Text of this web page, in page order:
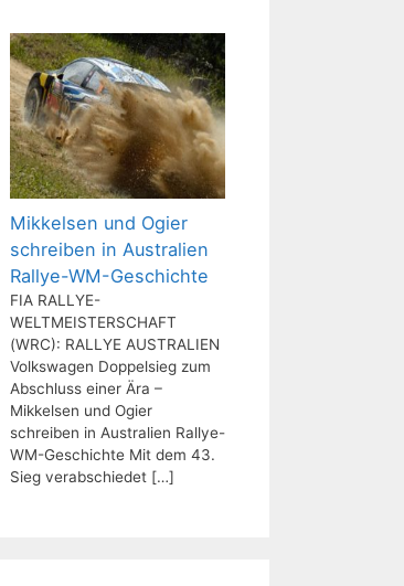
Mikkelsen und Ogier
schreiben in Australien
Rallye-WM-Geschichte
FIA RALLYE-
WELTMEISTERSCHAFT
(WRC): RALLYE AUSTRALIEN
Volkswagen Doppelsieg zum
Abschluss einer Ära –
Mikkelsen und Ogier
schreiben in Australien Rallye-
WM-Geschichte Mit dem 43.
Sieg verabschiedet […]